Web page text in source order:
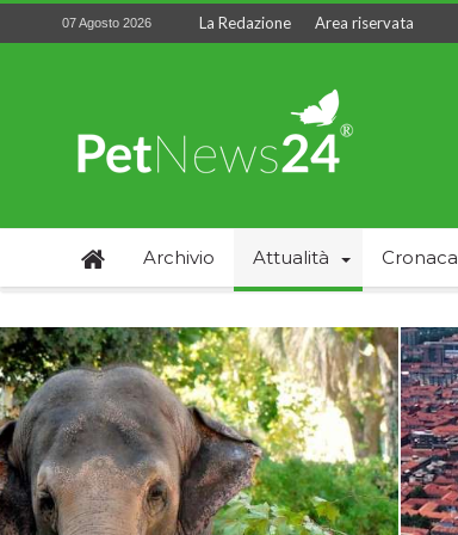
07 Agosto 2026 La Redazione Area riservata
Archivio Attualità Cronaca